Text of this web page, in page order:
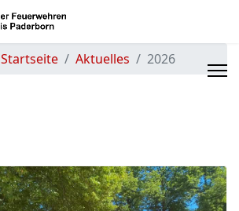
Startseite Aktuelles 2026